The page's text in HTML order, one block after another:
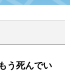
う死んでい